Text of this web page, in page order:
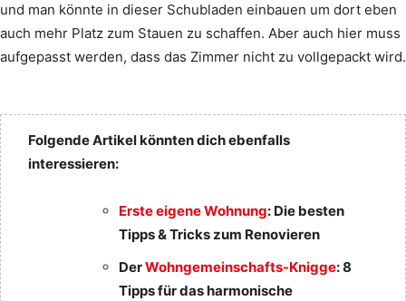
und man könnte in dieser Schubladen einbauen um dort eben
auch mehr Platz zum Stauen zu schaffen. Aber auch hier muss
aufgepasst werden, dass das Zimmer nicht zu vollgepackt wird.
Folgende Artikel könnten dich ebenfalls
interessieren:
Erste eigene Wohnung: Die besten
Tipps & Tricks zum Renovieren
DerWohngemeinschafts-Knigge: 8
Tipps für das harmonische